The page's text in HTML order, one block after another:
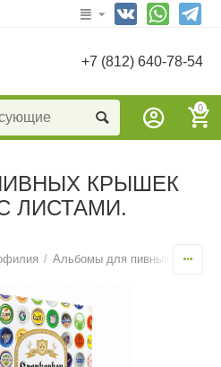
+7 (812) 640-78-54
0
КРЫШЕК
ЛИСТАМИ.
/ Альбомы для пивных пробок